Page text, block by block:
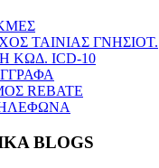
ΤΑΙΝΙΑΣ ΓΝΗΣΙΟΤ.
ΚΩΔ. ICD-10
REBATE
BLOGS